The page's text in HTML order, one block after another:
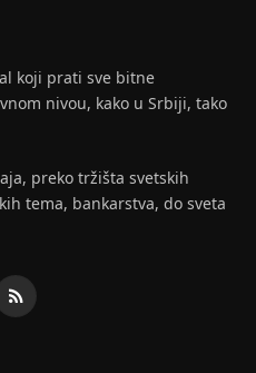
koji prati sve bitne
nivou, kako u Srbiji, tako
preko tržišta svetskih
tema, bankarstva, do sveta
RSS